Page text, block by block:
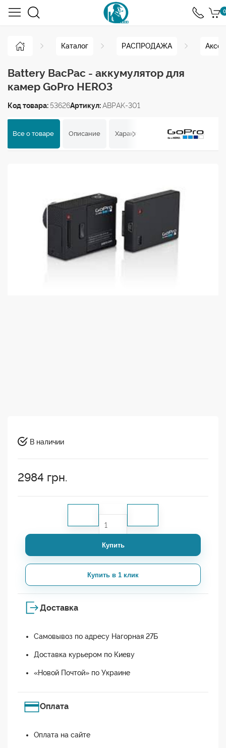
0
Каталог РАСПРОДАЖА
Battery BacPac - аккумулятор для
камер GoPro HERO3
Код товара: 53626Артикул:ABPAK-301
Все о товаре Описание Характеристики Отзывы
В наличии
2984 грн.
Купить
Купить в 1 клик
Доставка
Самовывоз по адресу Нагорная 27Б
Доставка курьером по Киеву
«Новой Почтой» по Украине
Оплата
Оплата на сайте